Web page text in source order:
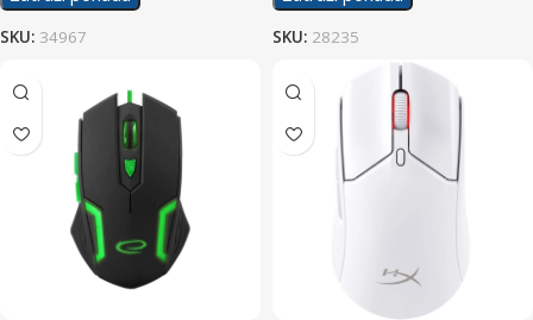
SKU: 34967 SKU: 28235